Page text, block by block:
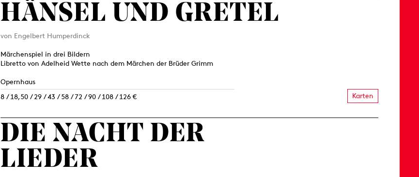
HÄNSEL UND GRETEL
von Engelbert Humperdinck
Märchenspiel in drei Bildern
Libretto von Adelheid Wette nach dem Märchen der Brüder Grimm
Opernhaus
8 / 18,50 / 29 / 43 / 58 / 72 / 90 / 108 / 126 €
Karten
DIE NACHT DER
LIEDER